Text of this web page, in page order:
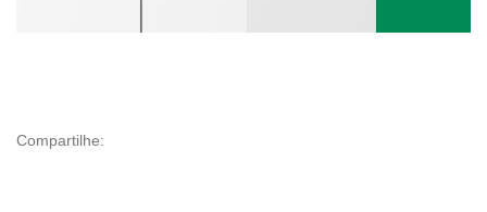
Compartilhe: